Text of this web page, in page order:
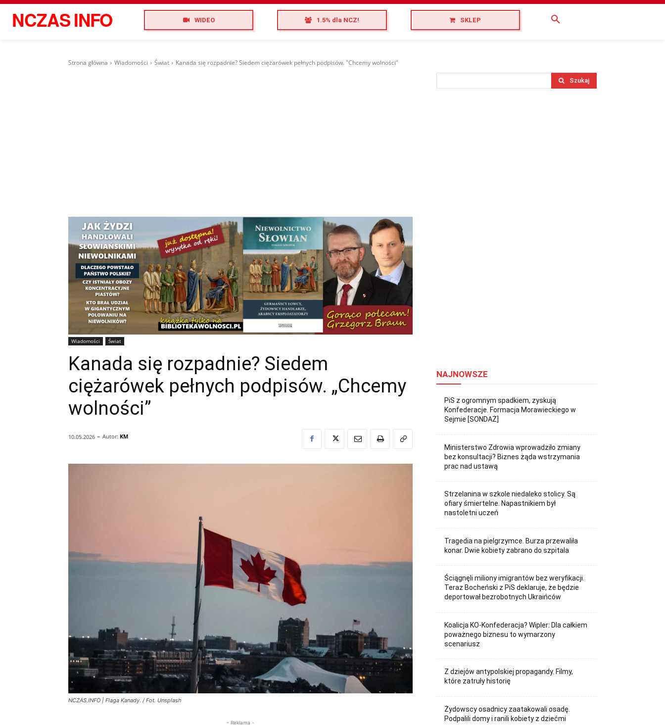
NCZASINFO WIDEO 1.5% dla NCZ! SKLEP
Strona główna Wiadomości Świat Kanada się rozpadnie? Siedem ciężarówek pełnych podpisów. "Chcemy wolności"
Wiadomości Świat
Kanada się rozpadnie? Siedem
ciężarówek pełnych podpisów. „Chcemy
wolności”
10.05.2026 - Autor: KM
NCZAS.INFO | Flaga Kanady. / Fot. Unsplash
- Reklama -
Szukaj
NAJNOWSZE
PiS z ogromnym spadkiem, zyskują
Konfederacje. Formacja Morawieckiego w
Sejmie [SONDAŻ]
Ministerstwo Zdrowia wprowadziło zmiany
bez konsultacji? Biznes żąda wstrzymania
prac nad ustawą
Strzelanina w szkole niedaleko stolicy. Są
ofiary śmiertelne. Napastnikiem był
nastoletni uczeń
Tragedia na pielgrzymce. Burza przewaliła
konar. Dwie kobiety zabrano do szpitala
Ściągnęli miliony imigrantów bez weryfikacji.
Teraz Bocheński z PiS deklaruje, że będzie
deportował bezrobotnych Ukraińców
Koalicja KO-Konfederacja? Wipler: Dla całkiem
poważnego biznesu to wymarzony
scenariusz
Z dziejów antypolskiej propagandy. Filmy,
które zatruły historię
Żydowscy osadnicy zaatakowali osadę.
Podpalili domy i ranili kobiety z dziećmi